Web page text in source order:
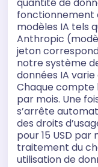
fonctionnement
modèles IA tels
Anthropic
jeton
notre système
données IA
Chaque compte
par mois. Une
s’arrête
des droits
pour 15 USD
traitement du
utilisation de